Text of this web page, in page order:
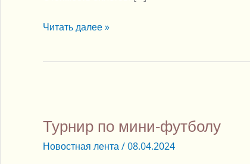
Читать далее »
Турнир по мини-футболу
Новостная лента/08.04.2024
мини-
футболу